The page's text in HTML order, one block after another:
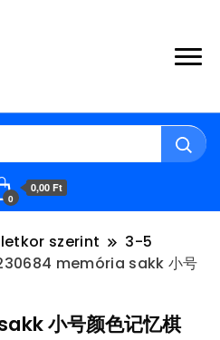
0
0,00 Ft
szerint
3-5
memória sakk 小号
小号颜色记忆棋